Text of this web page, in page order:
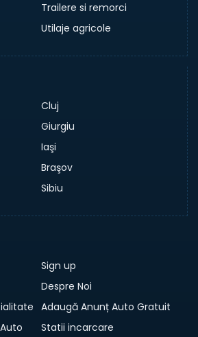
Trailere si remorci
Utilaje agricole
Cluj
Giurgiu
Iaşi
Braşov
Sibiu
Sign up
Despre Noi
Adaugă Anunț Auto Gratuit
Statii incarcare